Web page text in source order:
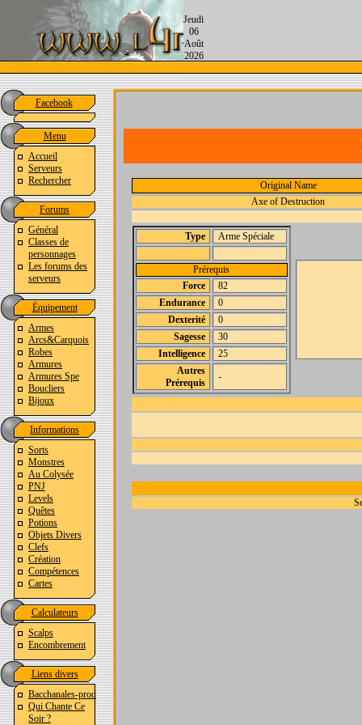
Jeudi
06
Août
2026
Facebook
Menu
Accueil
Serveurs
Rechercher
Forums
Général
Classes de
personnages
Les forums des
serveurs
Équipement
Armes
Arcs&Carquois
Robes
Armures
Armures Spe
Boucliers
Bijoux
Informations
Sorts
Monstres
Au Colysée
PNJ
Levels
Quêtes
Potions
Objets Divers
Clefs
Création
Compétences
Cartes
Calculateurs
Scalps
Encombrement
Liens divers
Bacchanales-prod
Qui Chante Ce
Soir ?
Original Name
Axe of Destruction
Type Arme Spéciale
Prérequis
Force
82
Endurance
0
Dexterité
0
Sagesse
30
Intelligence
25
Autres
Prérequis
-